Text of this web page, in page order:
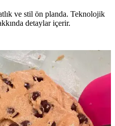
ve stil ön planda. Teknolojik
detaylar içerir.